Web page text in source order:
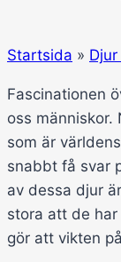
Startsida »
Fascinationen
oss
som är
snabbt få svar
av dessa djur
stora att de
gör att vikten